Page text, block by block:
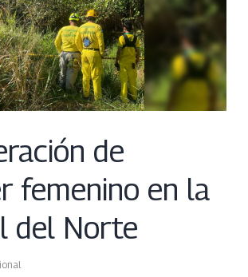
de
femenino en la
del Norte